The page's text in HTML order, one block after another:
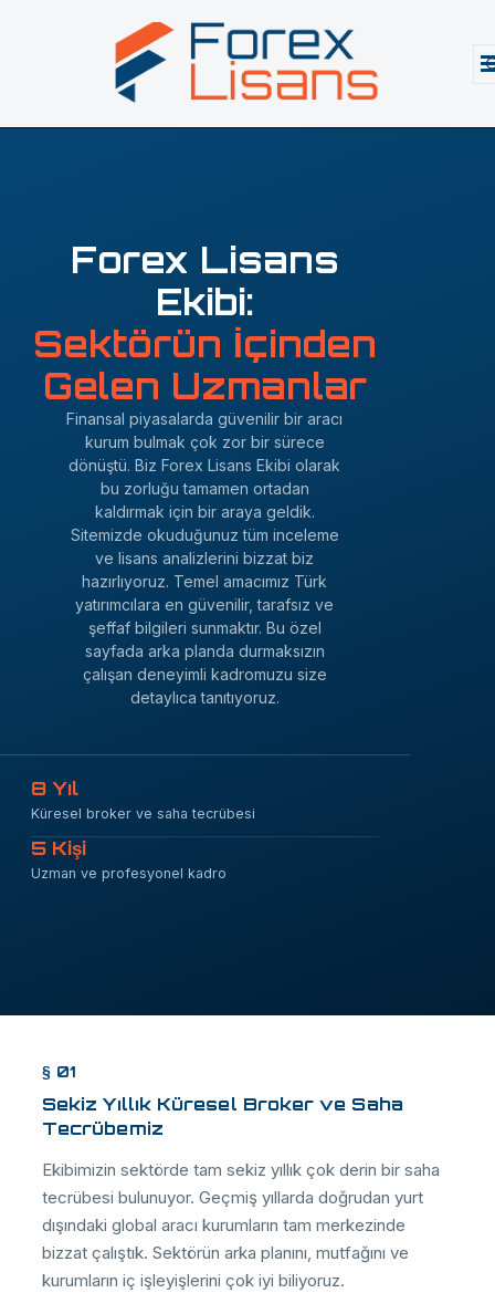
Forex Lisans
Ekibi:
Sektörün İçinden
Gelen Uzmanlar
Finansal piyasalarda güvenilir bir aracı
kurum bulmak çok zor bir sürece
dönüştü. Biz Forex Lisans Ekibi olarak
bu zorluğu tamamen ortadan
kaldırmak için bir araya geldik.
Sitemizde okuduğunuz tüm inceleme
ve lisans analizlerini bizzat biz
hazırlıyoruz. Temel amacımız Türk
yatırımcılara en güvenilir, tarafsız ve
şeffaf bilgileri sunmaktır. Bu özel
sayfada arka planda durmaksızın
çalışan deneyimli kadromuzu size
detaylıca tanıtıyoruz.
8 Yıl
Küresel broker ve saha tecrübesi
5 Kişi
Uzman ve profesyonel kadro
§ 01
Sekiz Yıllık Küresel Broker ve Saha
Tecrübemiz
Ekibimizin sektörde tam sekiz yıllık çok derin bir saha
tecrübesi bulunuyor. Geçmiş yıllarda doğrudan yurt
dışındaki global aracı kurumların tam merkezinde
bizzat çalıştık. Sektörün arka planını, mutfağını ve
kurumların iç işleyişlerini çok iyi biliyoruz.